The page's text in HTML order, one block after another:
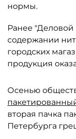
нормы.
Ранее "Деловой
содержании
городских
продукция
Осенью
вторая пачка
Петербурга